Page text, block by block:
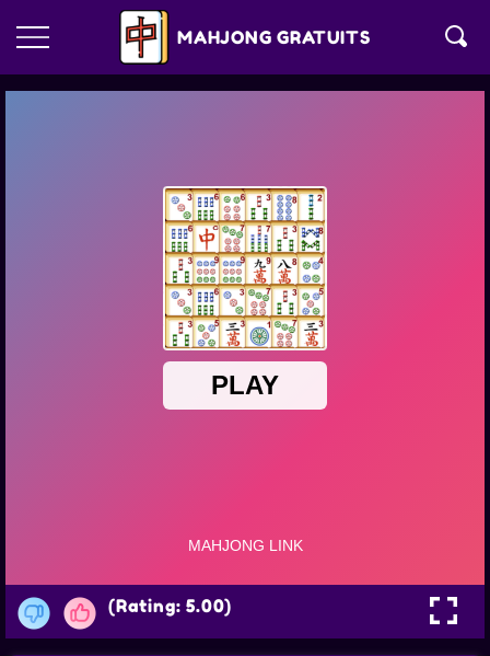
MAHJONG GRATUITS
(Rating: 5.00)